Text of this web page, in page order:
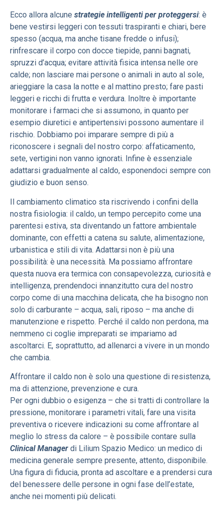
Ecco allora alcune strategie intelligenti per proteggersi: è
bene vestirsi leggeri con tessuti traspiranti e chiari, bere
spesso (acqua, ma anche tisane fredde o infusi);
rinfrescare il corpo con docce tiepide, panni bagnati,
spruzzi d’acqua; evitare attività fisica intensa nelle ore
calde; non lasciare mai persone o animali in auto al sole,
arieggiare la casa la notte e al mattino presto; fare pasti
leggeri e ricchi di frutta e verdura. Inoltre è importante
monitorare i farmaci che si assumono, in quanto per
esempio diuretici e antipertensivi possono aumentare il
rischio. Dobbiamo poi imparare sempre di più a
riconoscere i segnali del nostro corpo: affaticamento,
sete, vertigini non vanno ignorati. Infine è essenziale
adattarsi gradualmente al caldo, esponendoci sempre con
giudizio e buon senso.
Il cambiamento climatico sta riscrivendo i confini della
nostra fisiologia: il caldo, un tempo percepito come una
parentesi estiva, sta diventando un fattore ambientale
dominante, con effetti a catena su salute, alimentazione,
urbanistica e stili di vita. Adattarsi non è più una
possibilità: è una necessità. Ma possiamo affrontare
questa nuova era termica con consapevolezza, curiosità e
intelligenza, prendendoci innanzitutto cura del nostro
corpo come di una macchina delicata, che ha bisogno non
solo di carburante – acqua, sali, riposo – ma anche di
manutenzione e rispetto. Perché il caldo non perdona, ma
nemmeno ci coglie impreparati se impariamo ad
ascoltarci. E, soprattutto, ad allenarci a vivere in un mondo
che cambia.
Affrontare il caldo non è solo una questione di resistenza,
ma di attenzione, prevenzione e cura.
Per ogni dubbio o esigenza – che si tratti di controllare la
pressione, monitorare i parametri vitali, fare una visita
preventiva o ricevere indicazioni su come affrontare al
meglio lo stress da calore – è possibile contare sulla
Clinical Manager di Lilium Spazio Medico: un medico di
medicina generale sempre presente, attento, disponibile.
Una figura di fiducia, pronta ad ascoltare e a prendersi cura
del benessere delle persone in ogni fase dell’estate,
anche nei momenti più delicati.